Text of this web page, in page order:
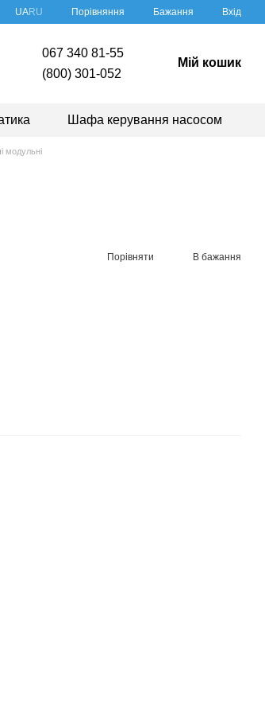
UARU Порівняння Бажання Вхід
067 340 81-55
(800) 301-052
Мій кошик
Шафа керування насосом
модульні
Порівняти В бажання